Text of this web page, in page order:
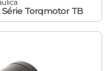
Torqmotor TB